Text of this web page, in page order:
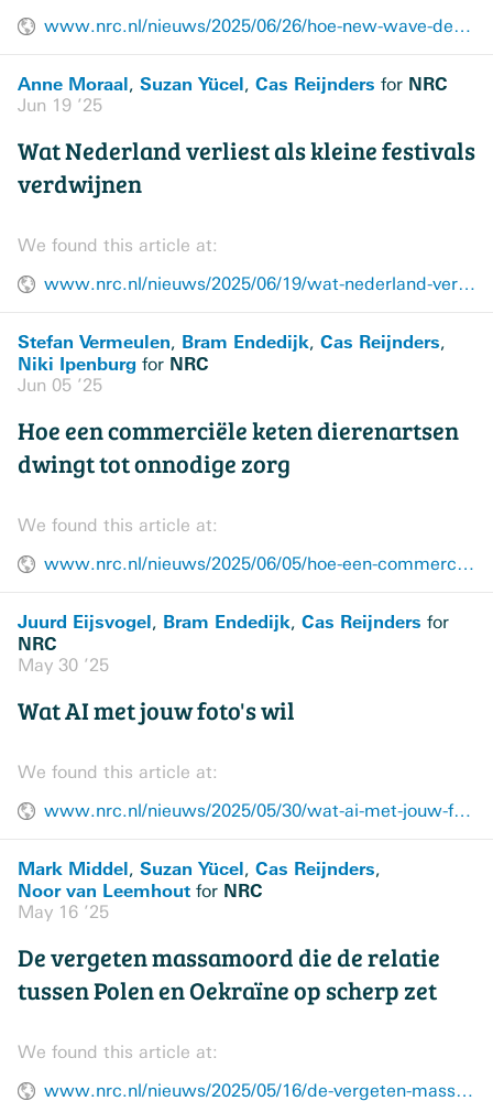
www.nrc.nl/nieuws/2025/06/26/hoe-new-wave-de-nederlandse-hiphop-ingrijpend-veranderde-a4898379
Anne Moraal, Suzan Yücel, Cas Reijnders for NRC
Jun 19 ’25
Wat Nederland verliest als kleine festivals
verdwijnen
We found this article at:
www.nrc.nl/nieuws/2025/06/19/wat-nederland-verliest-als-kleine-festivals-verdwijnen-a4897527
Stefan Vermeulen, Bram Endedijk, Cas Reijnders,
Niki Ipenburg for NRC
Jun 05 ’25
Hoe een commerciële keten dierenartsen
dwingt tot onnodige zorg
We found this article at:
www.nrc.nl/nieuws/2025/06/05/hoe-een-commerciele-keten-dierenartsen-dwingt-tot-onnodige-zorg-a4895868
Juurd Eijsvogel, Bram Endedijk, Cas Reijnders for
NRC
May 30 ’25
Wat AI met jouw foto's wil
We found this article at:
www.nrc.nl/nieuws/2025/05/30/wat-ai-met-jouw-fotos-wil-a4895074
Mark Middel, Suzan Yücel, Cas Reijnders,
Noor van Leemhout for NRC
May 16 ’25
De vergeten massamoord die de relatie
tussen Polen en Oekraïne op scherp zet
We found this article at:
www.nrc.nl/nieuws/2025/05/16/de-vergeten-massamoord-die-de-relatie-tussen-polen-en-oekraine-op-scherp-zet-a4893502